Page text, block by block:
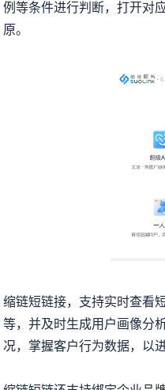
例等条件进行判断，打开对
原。
缩链短链接，支持实时查看
等，并及时生成用户画像分
况，掌握客户行为数据，以